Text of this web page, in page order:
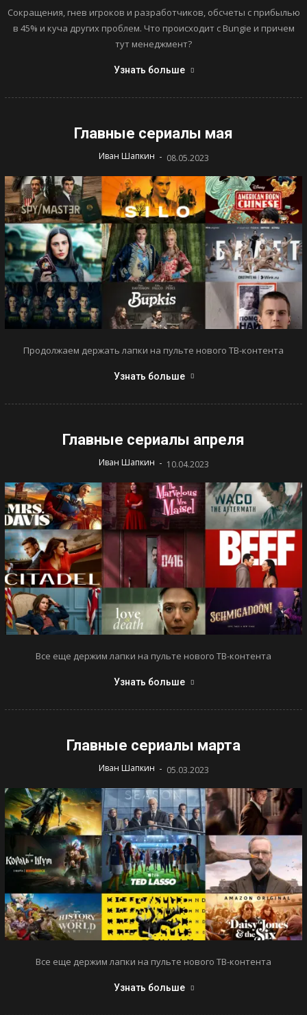
Сокращения, гнев игроков и разработчиков, обсчеты с прибылью
в 45% и куча других проблем. Что происходит с Bungie и причем
тут менеджмент?
Узнать больше
Главные сериалы мая
Иван Шапкин - 08.05.2023
Продолжаем держать лапки на пульте нового ТВ-контента
Узнать больше
Главные сериалы апреля
Иван Шапкин - 10.04.2023
Все еще держим лапки на пульте нового ТВ-контента
Узнать больше
Главные сериалы марта
Иван Шапкин - 05.03.2023
Все еще держим лапки на пульте нового ТВ-контента
Узнать больше